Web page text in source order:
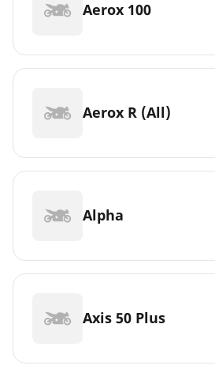
Aerox 100
Aerox R (All)
Alpha
Axis 50 Plus